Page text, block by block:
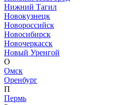
Нижний Тагил
Новокузнецк
Новороссийск
Новосибирск
Новочеркасск
Новый Уренгой
О
Омск
Оренбург
П
Пермь